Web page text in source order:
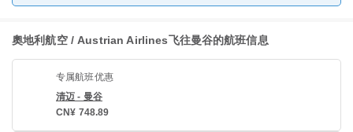
奧地利航空 / Austrian Airlines飞往曼谷的航班信息
专属航班优惠
清迈 - 曼谷
CN¥ 748.89